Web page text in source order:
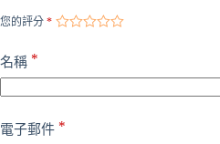
您的評分 *
名稱 *
電子郵件 *
v